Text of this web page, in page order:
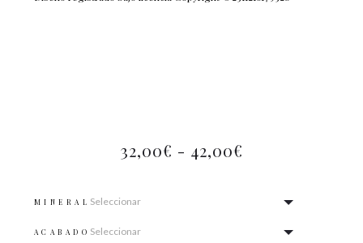
32,00€ - 42,00€
MINERAL
ACABADO